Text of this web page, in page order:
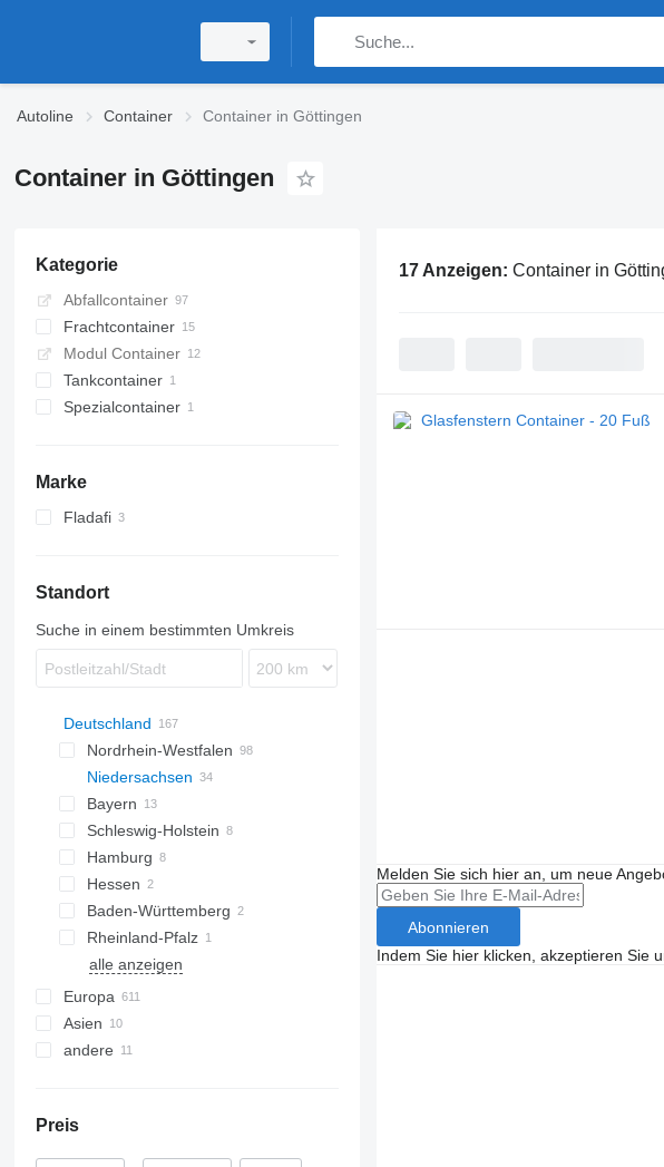
Autoline Container Container in Göttingen
Container in Göttingen
Kategorie
Abfallcontainer
Frachtcontainer
Container - 20 Fuß
Container - 8 Fuß
Container - 10 Fuß
Modul Container
Tankcontainer
Tankcontainer - 20 Fuß
Spezialcontainer
Marke
Fladafi
Standort
Suche in einem bestimmten Umkreis
Deutschland
Nordrhein-Westfalen
Dormagen
Herne
Bonn
Bielefeld
Lemgo
Niedersachsen
Göttingen
Groß Ippener
Sittensen
Oldenburg
Bovenden
Salzgitter
Bayern
Nürnberg
Marktredwitz
Erlangen
Regensburg
Augsburg
Schleswig-Holstein
Kiel
Grossenaspe
Hamburg
Hamburg
Hessen
Bensheim
Baden-Württemberg
Karlsruhe
Stutensee
Rheinland-Pfalz
Potsdam
alle anzeigen
Europa
Vereinigtes Königreich
Niederlande
Dänemark
Asien
Türkei
andere
Preis
17 Anzeigen: Container in
Melden Sie sich hier an, um neue
Abonnieren
Indem Sie hier klicken, akzeptieren Sie